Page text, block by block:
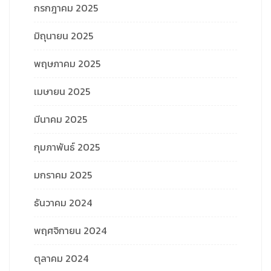
กรกฎาคม 2025
มิถุนายน 2025
พฤษภาคม 2025
เมษายน 2025
มีนาคม 2025
กุมภาพันธ์ 2025
มกราคม 2025
ธันวาคม 2024
พฤศจิกายน 2024
ตุลาคม 2024